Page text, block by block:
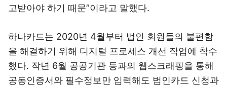
고받아야 하기 때문”이라고 말했다.
하나카드는 2020년 4월부터 법인 회원들의 불편함
을 해결하기 위해 디지털 프로세스 개선 작업에 착수
했다. 작년 6월 공공기관 등과의 웹스크래핑을 통해
공동인증서와 필수정보만 입력해도 법인카드 신청과